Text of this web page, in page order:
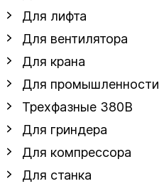
Для лифта
Для вентилятора
Для крана
Для промышленности
Трехфазные 380В
Для гриндера
Для компрессора
Для станка